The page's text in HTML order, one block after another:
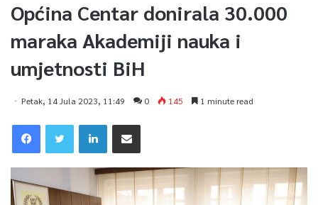
Općina Centar donirala 30.000
maraka Akademiji nauka i
umjetnosti BiH
Petak, 14 Jula 2023, 11:49 0 145 1 minute read